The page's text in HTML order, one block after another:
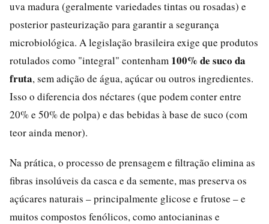
uva madura (geralmente variedades tintas ou rosadas) e
posterior pasteurização para garantir a segurança
microbiológica. A legislação brasileira exige que produtos
rotulados como "integral" contenham 100% de suco da
fruta, sem adição de água, açúcar ou outros ingredientes.
Isso o diferencia dos néctares (que podem conter entre
20% e 50% de polpa) e das bebidas à base de suco (com
teor ainda menor).
Na prática, o processo de prensagem e filtração elimina as
fibras insolúveis da casca e da semente, mas preserva os
açúcares naturais – principalmente glicose e frutose – e
muitos compostos fenólicos, como antocianinas e